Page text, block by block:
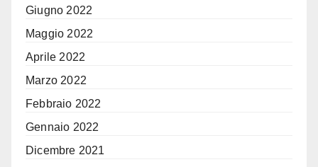
Giugno 2022
Maggio 2022
Aprile 2022
Marzo 2022
Febbraio 2022
Gennaio 2022
Dicembre 2021